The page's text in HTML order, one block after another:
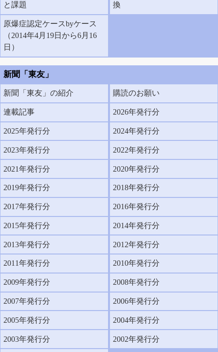
と課題
換
原爆症認定ケースbyケース
（2014年4月19日から6月16
日）
新聞「東友」
新聞「東友」の紹介 購読のお願い
連載記事 2026年発行分
2025年発行分 2024年発行分
2023年発行分 2022年発行分
2021年発行分 2020年発行分
2019年発行分 2018年発行分
2017年発行分 2016年発行分
2015年発行分 2014年発行分
2013年発行分 2012年発行分
2011年発行分 2010年発行分
2009年発行分 2008年発行分
2007年発行分 2006年発行分
2005年発行分 2004年発行分
2003年発行分 2002年発行分